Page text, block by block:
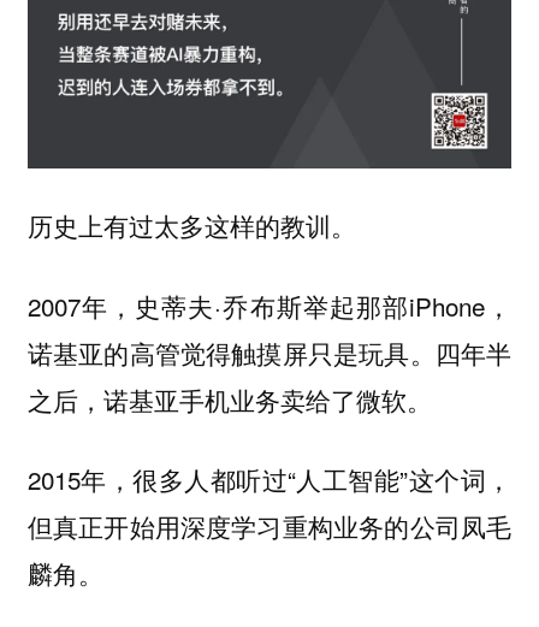
历史上有过太多这样的教训。
2007年，史蒂夫·乔布斯举起那部iPhone，
诺基亚的高管觉得触摸屏只是玩具。四年半
之后，诺基亚手机业务卖给了微软。
2015年，很多人都听过“人工智能”这个词，
但真正开始用深度学习重构业务的公司凤毛
麟角。